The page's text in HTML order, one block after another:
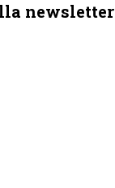
newsletter